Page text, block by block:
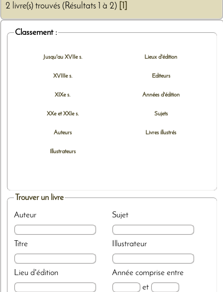
2 livre(s) trouvés (Résultats 1 à 2)
Classement :
Jusqu'au XVIIe s.
XVIIIe s.
XIXe s.
XXe et XXIe s.
Auteurs
Illustrateurs
Lieux d'édition
Editeurs
Années d'édition
Sujets
Livres illustrés
Trouver un livre
Auteur
Titre
Lieu d'édition
Sujet
Illustrateur
Annéecomprise entre
et